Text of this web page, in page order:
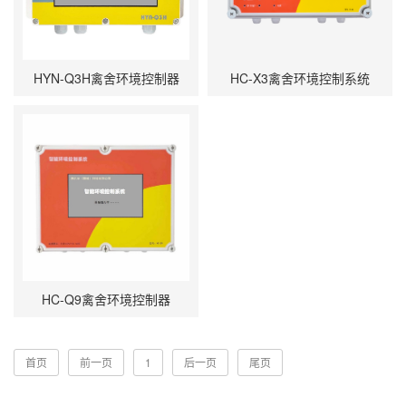
HYN-Q3H禽舍环境控制器 HC-X3禽舍环境控制系统
HC-Q9禽舍环境控制器
首页 前一页 1 后一页 尾页